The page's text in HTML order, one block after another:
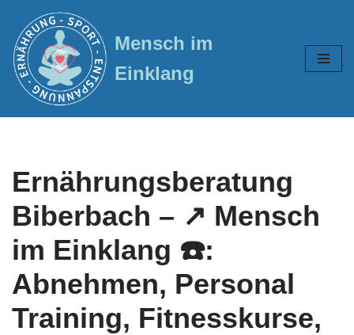
Zum
Inhalt
springen
Mensch im
Einklang
Ernährungsberatung
Biberbach – ↗️ Mensch
im Einklang ☎️:
Abnehmen, Personal
Training, Fitnesskurse,